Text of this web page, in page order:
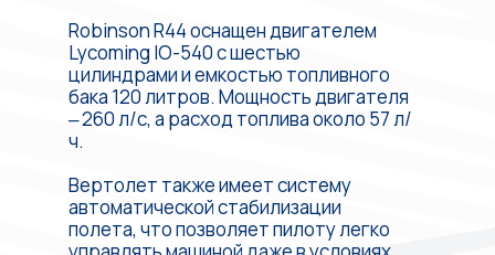
Robinson R44 оснащен двигателем
Lycoming IO-540 с шестью
цилиндрами и емкостью топливного
бака 120 литров. Мощность двигателя
‒ 260 л/с, а расход топлива около 57 л/
ч.
Вертолет также имеет систему
автоматической стабилизации
полета, что позволяет пилоту легко